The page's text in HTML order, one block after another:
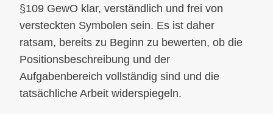
§109 GewO klar, verständlich und frei von
versteckten Symbolen sein. Es ist daher
ratsam, bereits zu Beginn zu bewerten, ob die
Positionsbeschreibung und der
Aufgabenbereich vollständig sind und die
tatsächliche Arbeit widerspiegeln.